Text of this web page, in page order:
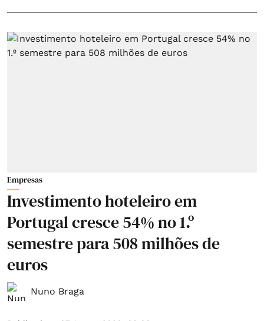
Empresas
Investimento hoteleiro em
Portugal cresce 54% no 1.º
semestre para 508 milhões de
euros
Nuno Braga